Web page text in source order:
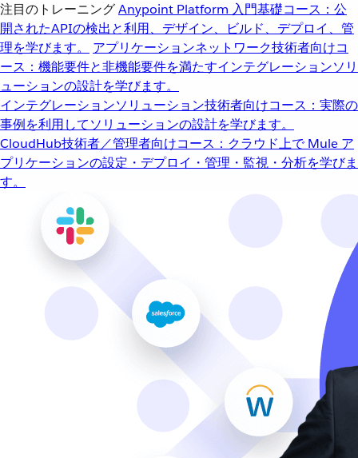
注目のトレーニングAnypoint Platform 入門基礎コース：公
開されたAPIの検出と利用、デザイン、ビルド、デプロイ、管
理を学びます。
アプリケーションネットワーク技術者向けコ
ース：機能要件と非機能要件を満たすインテグレーションソリ
ューションの設計を学びます。
インテグレーションソリューション技術者向けコース：実際の
事例を利用してソリューションの設計を学びます。
CloudHub技術者／管理者向けコース：クラウド上で Mule ア
プリケーションの設定・デプロイ・管理・監視・分析を学びま
す。